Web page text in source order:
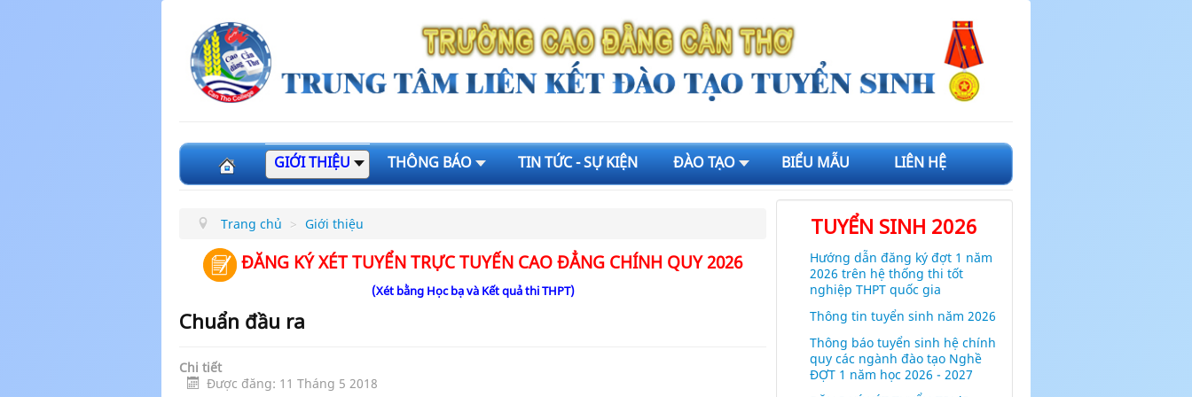
GIỚI THIỆU THÔNG BÁO TIN TỨC - SỰ KIỆN ĐÀO TẠO BIỂU MẪU LIÊN HỆ
Trang chủ > Giới thiệu
ĐĂNG KÝ XÉT TUYỂN TRỰC TUYẾN CAO ĐẲNG CHÍNH QUY 2026
(Xét bằng Học bạ và Kết quả thi THPT)
Chuẩn đầu ra
Chi tiết
Được đăng: 11 Tháng 5 2018
TUYỂN SINH 2026
Hướng dẫn đăng ký đợt 1 năm
2026 trên hệ thống thi tốt
nghiệp THPT quốc gia
Thông tin tuyển sinh năm 2026
Thông báo tuyển sinh hệ chính
quy các ngành đào tạo Nghề
ĐỢT 1 năm học 2026 - 2027